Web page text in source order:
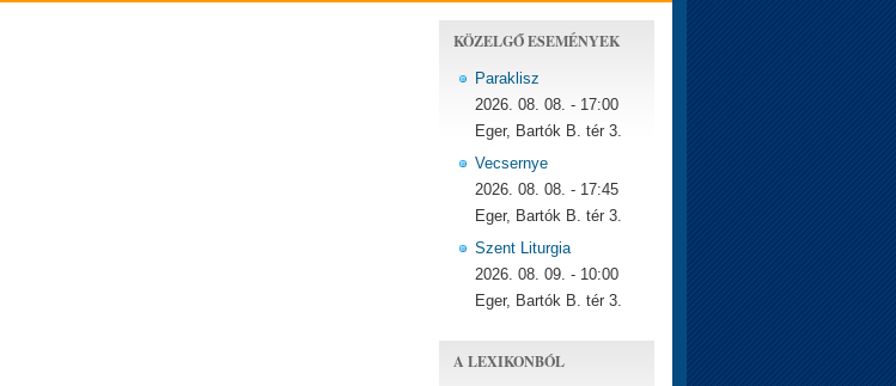
KÖZELGŐ ESEMÉNYEK
Paraklisz
2026. 08. 08. - 17:00
Eger, Bartók B. tér 3.
Vecsernye
2026. 08. 08. - 17:45
Eger, Bartók B. tér 3.
Szent Liturgia
2026. 08. 09. - 10:00
Eger, Bartók B. tér 3.
A LEXIKONBÓL